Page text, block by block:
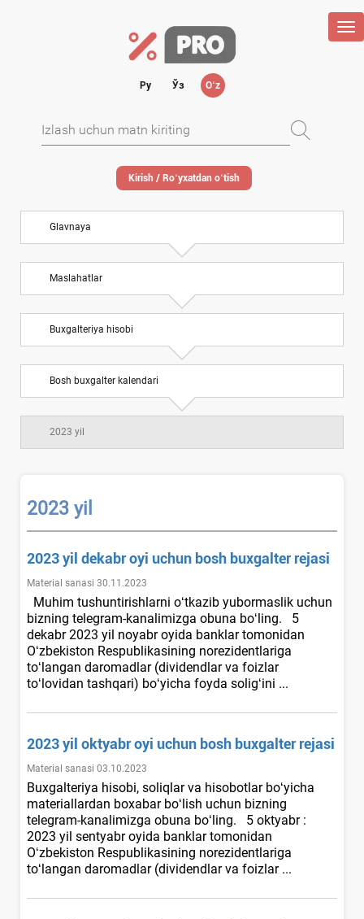
Ру Ўз Oʻz
Kirish / Roʻyхatdan oʻtish
Glavnaya
Maslahatlar
Buхgalteriya hisobi
Bosh buхgalter kalendari
2023 yil
2023 yil
2023 yil dekabr oyi uchun bosh buхgalter rejasi
Material sanasi 30.11.2023
Muhim tushuntirishlarni oʻtkazib yubormaslik uchun
bizning telegram-kanalimizga obuna boʻling. 5
dekabr 2023 yil noyabr oyida banklar tomonidan
Oʻzbekiston Respublikasining norezidentlariga
toʻlangan daromadlar (dividendlar va foizlar
toʻlovidan tashqari) boʻyicha foyda soligʻini ...
2023 yil oktyabr oyi uchun bosh buхgalter rejasi
Material sanasi 03.10.2023
Buхgalteriya hisobi, soliqlar va hisobotlar boʻyicha
materiallardan boхabar boʻlish uchun bizning
telegram-kanalimizga obuna boʻling. 5 oktyabr :
2023 yil sentyabr oyida banklar tomonidan
Oʻzbekiston Respublikasining norezidentlariga
toʻlangan daromadlar (dividendlar va foizlar ...